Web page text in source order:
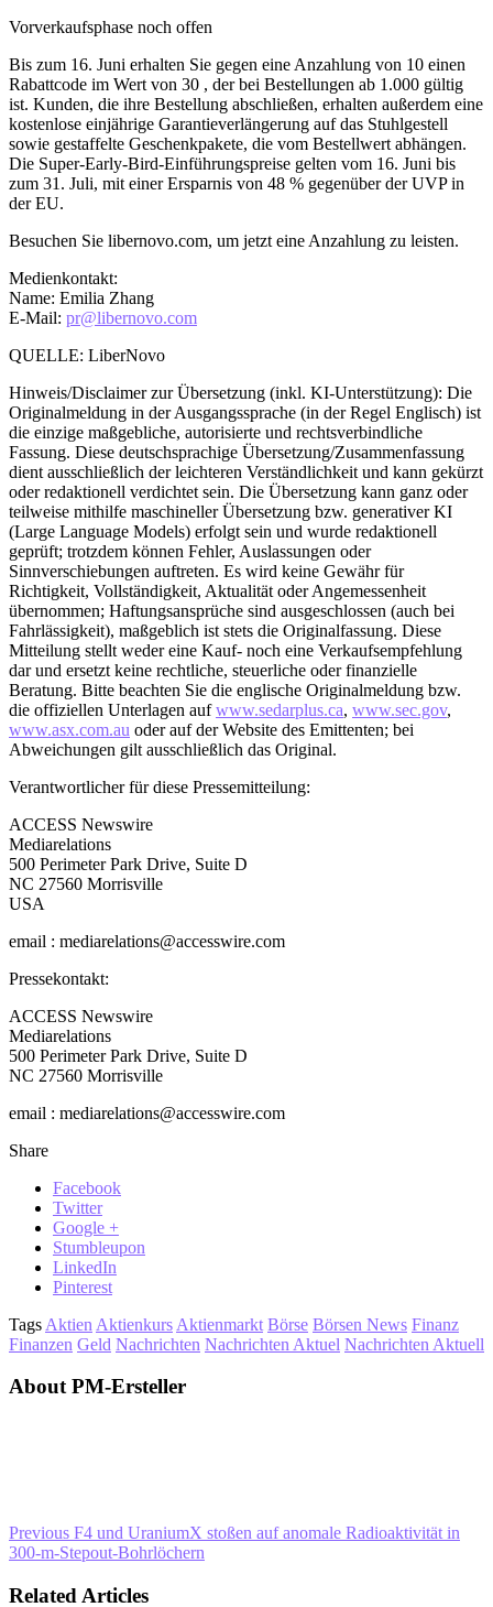
Vorverkaufsphase noch offen
Bis zum 16. Juni erhalten Sie gegen eine Anzahlung von 10 einen
Rabattcode im Wert von 30 , der bei Bestellungen ab 1.000 gültig
ist. Kunden, die ihre Bestellung abschließen, erhalten außerdem eine
kostenlose einjährige Garantieverlängerung auf das Stuhlgestell
sowie gestaffelte Geschenkpakete, die vom Bestellwert abhängen.
Die Super-Early-Bird-Einführungspreise gelten vom 16. Juni bis
zum 31. Juli, mit einer Ersparnis von 48 % gegenüber der UVP in
der EU.
Besuchen Sie libernovo.com, um jetzt eine Anzahlung zu leisten.
Medienkontakt:
Name: Emilia Zhang
E-Mail: pr@libernovo.com
QUELLE: LiberNovo
Hinweis/Disclaimer zur Übersetzung (inkl. KI-Unterstützung): Die
Originalmeldung in der Ausgangssprache (in der Regel Englisch) ist
die einzige maßgebliche, autorisierte und rechtsverbindliche
Fassung. Diese deutschsprachige Übersetzung/Zusammenfassung
dient ausschließlich der leichteren Verständlichkeit und kann gekürzt
oder redaktionell verdichtet sein. Die Übersetzung kann ganz oder
teilweise mithilfe maschineller Übersetzung bzw. generativer KI
(Large Language Models) erfolgt sein und wurde redaktionell
geprüft; trotzdem können Fehler, Auslassungen oder
Sinnverschiebungen auftreten. Es wird keine Gewähr für
Richtigkeit, Vollständigkeit, Aktualität oder Angemessenheit
übernommen; Haftungsansprüche sind ausgeschlossen (auch bei
Fahrlässigkeit), maßgeblich ist stets die Originalfassung. Diese
Mitteilung stellt weder eine Kauf- noch eine Verkaufsempfehlung
dar und ersetzt keine rechtliche, steuerliche oder finanzielle
Beratung. Bitte beachten Sie die englische Originalmeldung bzw.
die offiziellen Unterlagen aufwww.sedarplus.ca, www.sec.gov,
www.asx.com.au oder auf der Website des Emittenten; bei
Abweichungen gilt ausschließlich das Original.
Verantwortlicher für diese Pressemitteilung:
ACCESS Newswire
Mediarelations
500 Perimeter Park Drive, Suite D
NC 27560 Morrisville
USA
email : mediarelations@accesswire.com
Pressekontakt:
ACCESS Newswire
Mediarelations
500 Perimeter Park Drive, Suite D
NC 27560 Morrisville
email : mediarelations@accesswire.com
Share
Facebook
Twitter
Google +
Stumbleupon
LinkedIn
Pinterest
Tags Aktien Aktienkurs Aktienmarkt Börse Börsen News Finanz
Finanzen Geld Nachrichten Nachrichten Aktuel Nachrichten Aktuell
About PM-Ersteller
Previous F4 und UraniumX stoßen auf anomale Radioaktivität in
300-m-Stepout-Bohrlöchern
Related Articles